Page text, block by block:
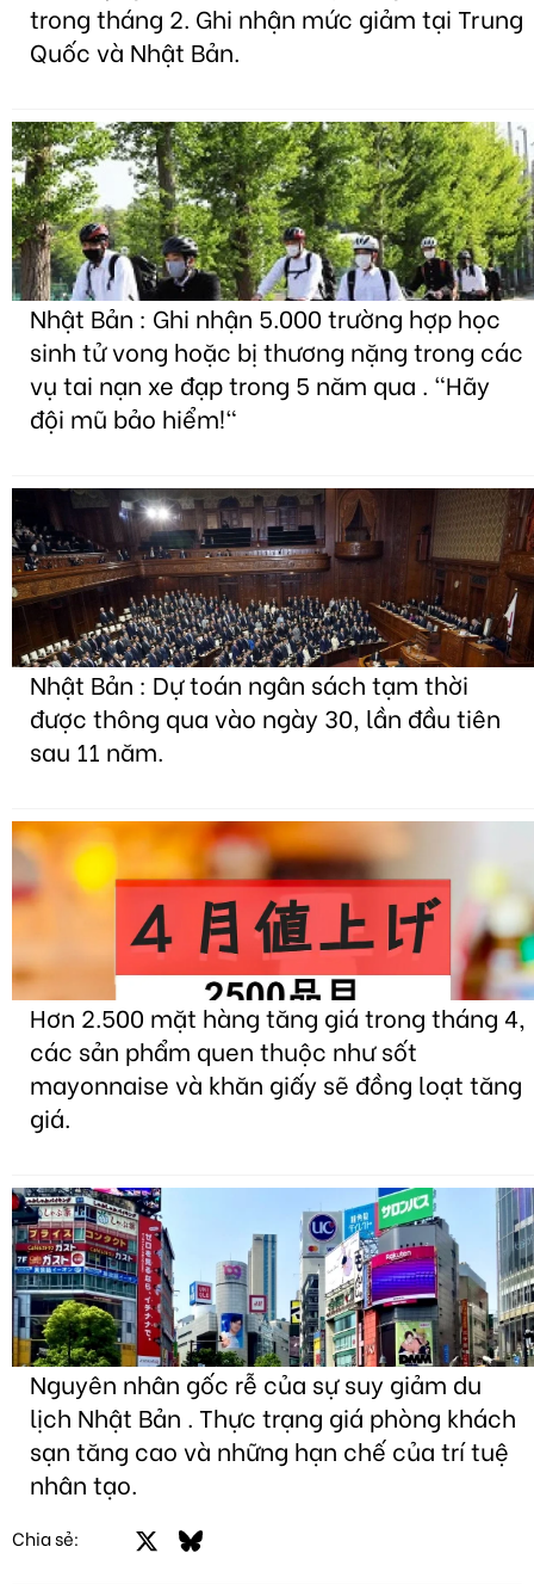
trong tháng 2. Ghi nhận mức giảm tại Trung
Quốc và Nhật Bản.
Nhật Bản : Ghi nhận 5.000 trường hợp học
sinh tử vong hoặc bị thương nặng trong các
vụ tai nạn xe đạp trong 5 năm qua . "Hãy
đội mũ bảo hiểm!"
Nhật Bản : Dự toán ngân sách tạm thời
được thông qua vào ngày 30, lần đầu tiên
sau 11 năm.
Hơn 2.500 mặt hàng tăng giá trong tháng 4,
các sản phẩm quen thuộc như sốt
mayonnaise và khăn giấy sẽ đồng loạt tăng
giá.
Nguyên nhân gốc rễ của sự suy giảm du
lịch Nhật Bản . Thực trạng giá phòng khách
sạn tăng cao và những hạn chế của trí tuệ
nhân tạo.
Chia sẻ: FacebookBluesky